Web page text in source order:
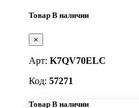
Товар В наличии
×
Арт: K7QV70ELC
Код: 57271
Товар В наличии